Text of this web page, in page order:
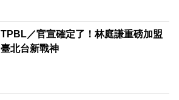
TPBL／官宣確定了！林庭謙重磅加盟
臺北台新戰神